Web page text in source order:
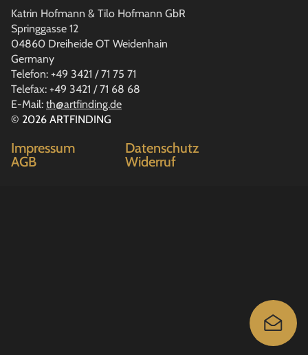
© 2026 ARTFINDING
Impressum
Datenschutz
AGB
Widerruf
Katrin Hofmann & Tilo Hofmann GbR
Springgasse 12
04860 Dreiheide OT Weidenhain
Germany
Telefon: +49 3421 / 71 75 71
Telefax: +49 3421 / 71 68 68
E-Mail: th@artfinding.de